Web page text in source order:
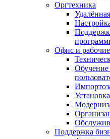
Оргтехника
Офис и рабочие
Обучение
Поддержка